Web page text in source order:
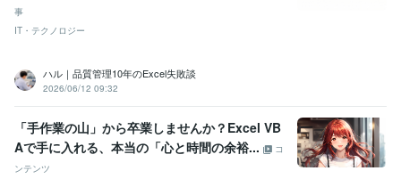
事
IT・テクノロジー
ハル｜品質管理10年のExcel失敗談
2026/06/12 09:32
「手作業の山」から卒業しませんか？Excel VB
Aで手に入れる、本当の「心と時間の余裕...
コ
ンテンツ